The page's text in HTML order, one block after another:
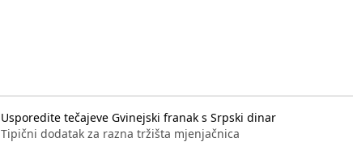
Usporedite tečajeve Gvinejski franak s Srpski dinar
Tipični dodatak za razna tržišta mjenjačnica